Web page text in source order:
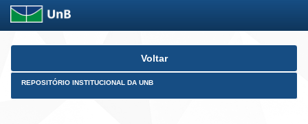
Skip
Voltar
REPOSITÓRIO INSTITUCIONAL DA UNB